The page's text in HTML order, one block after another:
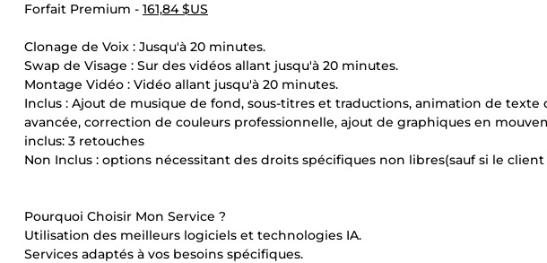
Forfait Premium - 161,84 $US
Clonage de Voix : Jusqu'à 20 minutes.
Swap de Visage : Sur des vidéos allant jusqu'à 20 minutes.
Montage Vidéo : Vidéo allant jusqu'à 20 minutes.
Inclus : Ajout de musique de fond, sous-titres et traductions, animation de
avancée, correction de couleurs professionnelle, ajout de graphiques en
inclus: 3 retouches
Non Inclus : options nécessitant des droits spécifiques non libres(sauf si le
Pourquoi Choisir Mon Service ?
Utilisation des meilleurs logiciels et technologies IA.
Services adaptés à vos besoins spécifiques.